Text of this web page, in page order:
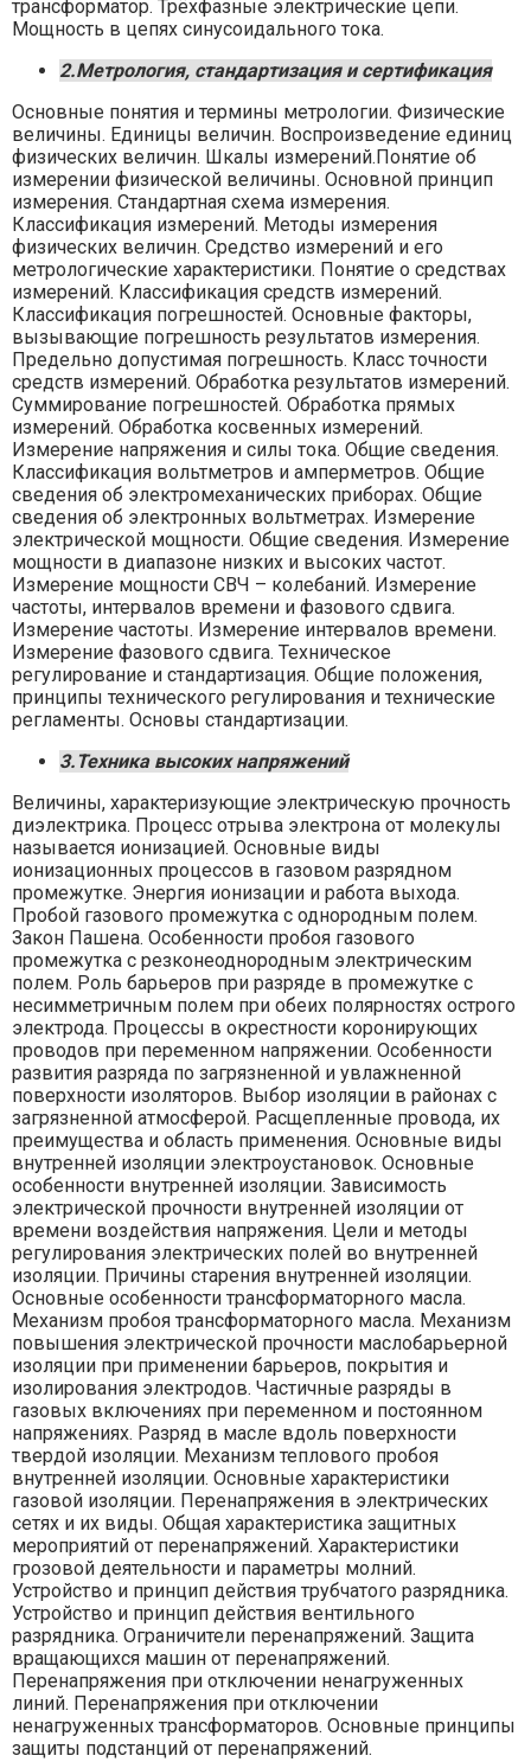
трансформатор. Трёхфазные электрические цепи.
Мощность в цепях синусоидального тока.
2.Метрология, стандартизация и сертификация
Основные понятия и термины метрологии. Физические
величины. Единицы величин. Воспроизведение единиц
физических величин. Шкалы измерений.Понятие об
измерении физической величины. Основной принцип
измерения. Стандартная схема измерения.
Классификация измерений. Методы измерения
физических величин. Средство измерений и его
метрологические характеристики. Понятие о средствах
измерений. Классификация средств измерений.
Классификация погрешностей. Основные факторы,
вызывающие погрешность результатов измерения.
Предельно допустимая погрешность. Класс точности
средств измерений. Обработка результатов измерений.
Суммирование погрешностей. Обработка прямых
измерений. Обработка косвенных измерений.
Измерение напряжения и силы тока. Общие сведения.
Классификация вольтметров и амперметров. Общие
сведения об электромеханических приборах. Общие
сведения об электронных вольтметрах. Измерение
электрической мощности. Общие сведения. Измерение
мощности в диапазоне низких и высоких частот.
Измерение мощности СВЧ – колебаний. Измерение
частоты, интервалов времени и фазового сдвига.
Измерение частоты. Измерение интервалов времени.
Измерение фазового сдвига. Техническое
регулирование и стандартизация. Общие положения,
принципы технического регулирования и технические
регламенты. Основы стандартизации.
3.Техника высоких напряжений
Величины, характеризующие электрическую прочность
диэлектрика. Процесс отрыва электрона от молекулы
называется ионизацией. Основные виды
ионизационных процессов в газовом разрядном
промежутке. Энергия ионизации и работа выхода.
Пробой газового промежутка с однородным полем.
Закон Пашена. Особенности пробоя газового
промежутка с резконеоднородным электрическим
полем. Роль барьеров при разряде в промежутке с
несимметричным полем при обеих полярностях острого
электрода. Процессы в окрестности коронирующих
проводов при переменном напряжении. Особенности
развития разряда по загрязненной и увлажненной
поверхности изоляторов. Выбор изоляции в районах с
загрязненной атмосферой. Расщепленные провода, их
преимущества и область применения. Основные виды
внутренней изоляции электроустановок. Основные
особенности внутренней изоляции. Зависимость
электрической прочности внутренней изоляции от
времени воздействия напряжения. Цели и методы
регулирования электрических полей во внутренней
изоляции. Причины старения внутренней изоляции.
Основные особенности трансформаторного масла.
Механизм пробоя трансформаторного масла. Механизм
повышения электрической прочности маслобарьерной
изоляции при применении барьеров, покрытия и
изолирования электродов. Частичные разряды в
газовых включениях при переменном и постоянном
напряжениях. Разряд в масле вдоль поверхности
твердой изоляции. Механизм теплового пробоя
внутренней изоляции. Основные характеристики
газовой изоляции. Перенапряжения в электрических
сетях и их виды. Общая характеристика защитных
мероприятий от перенапряжений. Характеристики
грозовой деятельности и параметры молний.
Устройство и принцип действия трубчатого разрядника.
Устройство и принцип действия вентильного
разрядника. Ограничители перенапряжений. Защита
вращающихся машин от перенапряжений.
Перенапряжения при отключении ненагруженных
линий. Перенапряжения при отключении
ненагруженных трансформаторов. Основные принципы
защиты подстанций от перенапряжений.